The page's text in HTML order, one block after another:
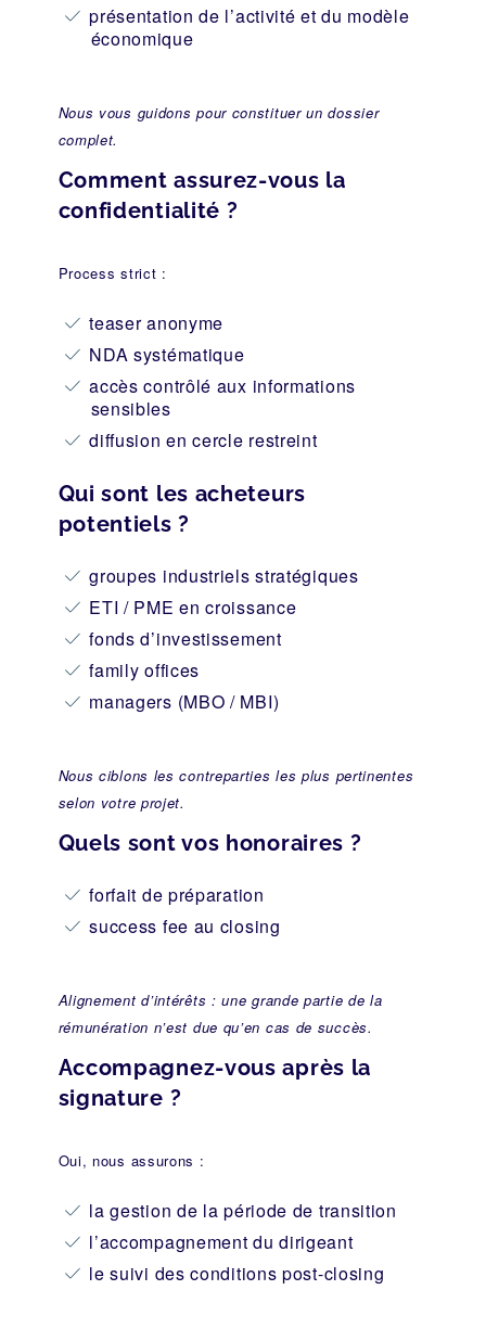
présentation de l’activité et du modèle
économique
Nous vous guidons pour constituer un dossier
complet.
Comment assurez-vous la
confidentialité ?
Process strict :
teaser anonyme
NDA systématique
accès contrôlé aux informations
sensibles
diffusion en cercle restreint
Qui sont les acheteurs
potentiels ?
groupes industriels stratégiques
ETI / PME en croissance
fonds d’investissement
family offices
managers (MBO / MBI)
Nous ciblons les contreparties les plus pertinentes
selon votre projet.
Quels sont vos honoraires ?
forfait de préparation
success fee au closing
Alignement d’intérêts : une grande partie de la
rémunération n’est due qu’en cas de succès.
Accompagnez-vous après la
signature ?
Oui, nous assurons :
la gestion de la période de transition
l’accompagnement du dirigeant
le suivi des conditions post-closing